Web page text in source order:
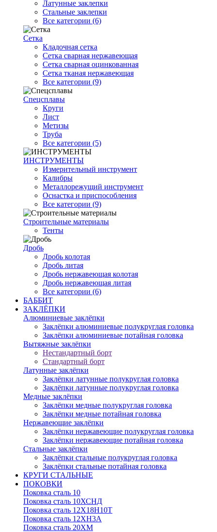
Латунные заклепки
Стальные заклепки
Все категории (6)
Сетка
Кладочная сетка
Сетка сварная нержавеющая
Сетка сварная оцинкованная
Сетка тканая нержавеющая
Все категории (9)
Спецсплавы
Круги
Лист
Метизы
Труба
Все категории (5)
ИНСТРУМЕНТЫ
Измерительный инструмент
Калибры
Металлорежущий инструмент
Оснастка и приспособления
Все категории (9)
Строительные материалы
Тенты
Дробь
Дробь колотая
Дробь литая
Дробь нержавеющая колотая
Дробь нержавеющая литая
Все категории (6)
БАББИТ
ЗАКЛЁПКИ
Алюминиевые заклёпки
Заклёпки алюминиевые полукруглая головка
Заклёпки алюминиевые потайная головка
Вытяжные заклёпки
Нестандартный борт
Стандартный борт
Латунные заклёпки
Заклёпки латунные полукруглая головка
Заклёпки латунные полукруглая головка
Медные заклёпки
Заклёпки медные полукруглая головка
Заклёпки медные потайная головка
Нержавеющие заклёпки
Заклёпки нержавеющие полукруглая головка
Заклёпки нержавеющие потайная головка
Стальные заклёпки
Заклёпки стальные полукруглая головка
Заклёпки стальные потайная головка
КРУГИ СТАЛЬНЫЕ
ПОКОВКИ
Поковка сталь 10
Поковка сталь 10ХСНД
Поковка сталь 12Х18Н10Т
Поковка сталь 12ХН3А
Поковка сталь 20ХМ